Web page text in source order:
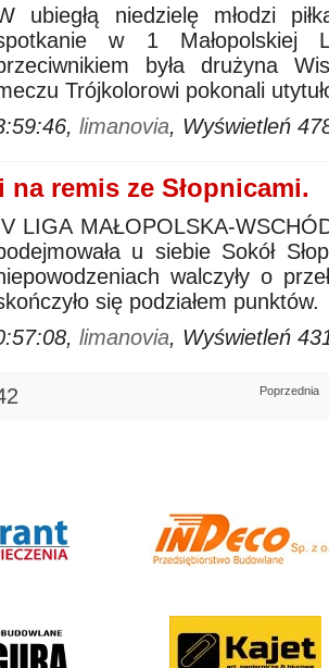
ubiegłą niedzielę młodzi
w 1 Małopolskiej
była drużyna
Trójkolorowi pokonali
limanovia, Wyświetleń
na remis ze Słopnicami.
LIGA MAŁOPOLSKA-
u siebie Sokół
walczyły o
się podziałem punktów.
limanovia, Wyświetleń
Poprzednia